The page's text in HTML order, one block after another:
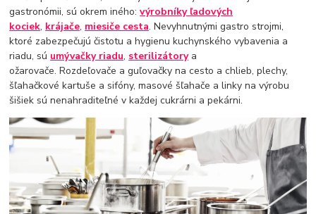
gastronómii, sú okrem iného:výrobníky ľadových
kociek, krájače, miesiče cesta. Nevyhnutnými gastro strojmi,
ktoré zabezpečujú čistotu a hygienu kuchynského vybavenia a
riadu, sú umývačky riadu, sterilizátorya
ožarovače. Rozdeľovače a guľovačky na cesto a chlieb, plechy,
šľahačkové kartuše a sifóny, masové šľahače a linky na výrobu
šišiek sú nenahraditeľné v každej cukrárni a pekárni.